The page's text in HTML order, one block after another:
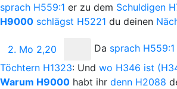
sprach H559:1 er zu dem Schuldigen
H9000 schlägst H5221 du deinen
2. Mo 2,20 Da sprach H559:1
Töchtern H1323: Und wo H346 ist
Warum H9000 habt ihr denn H2088